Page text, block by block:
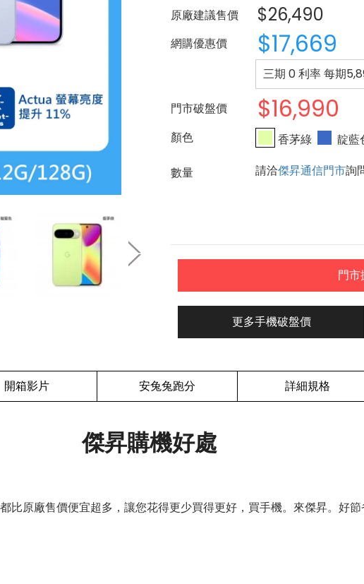
原廠建議售價 $26,490
網購優惠價 $17,669
三期 0 利率 每期
門市破盤價 $16,990
香茅綠 靛藍
請洽傑昇通信門市詢
門市
更多手機破盤價
開箱影片 安兔兔跑分 詳細規格
傑昇購機好處
原廠售價便宜超多，讓您花得更少買得更好，買手機。來傑昇。好節